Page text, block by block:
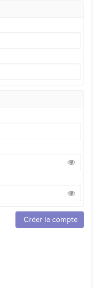
Créer le compte